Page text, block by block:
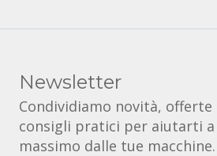
Newsletter
Condividiamo novità, offerte
consigli pratici per aiutarti
massimo dalle tue macchine.